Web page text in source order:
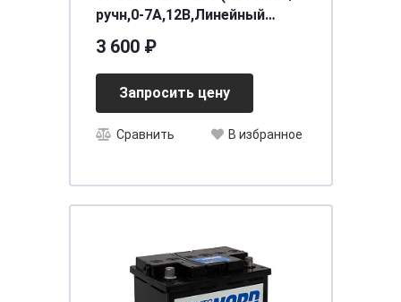
ручн,0-7А,12В,Линейный
3 600 ₽
Запросить цену
Сравнить В избранное